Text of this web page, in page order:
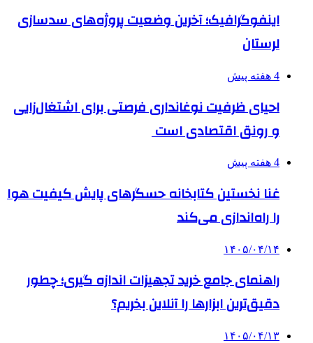
اینفوگرافیک؛ آخرین وضعیت پروژه‌های سدسازی
لرستان
4 هفته پیش
احیای ظرفیت نوغانداری فرصتی برای اشتغال‌زایی
و رونق اقتصادی است
4 هفته پیش
غنا نخستین کتابخانه حسگرهای پایش کیفیت هوا
را راه‌اندازی می‌کند
۱۴۰۵/۰۴/۱۴
راهنمای جامع خرید تجهیزات اندازه گیری؛ چطور
دقیق‌ترین ابزارها را آنلاین بخریم؟
۱۴۰۵/۰۴/۱۳